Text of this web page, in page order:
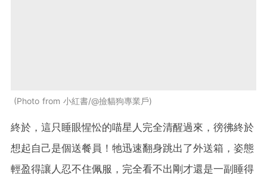
Photo from 小紅書/@撿貓狗專業戶
終於，這只睡眼惺忪的喵星人完全清醒過來，徬彿終於
想起自己是個送餐員！牠迅速翻身跳出了外送箱，姿態
輕盈得讓人忍不住佩服，完全看不出剛才還是一副睡得